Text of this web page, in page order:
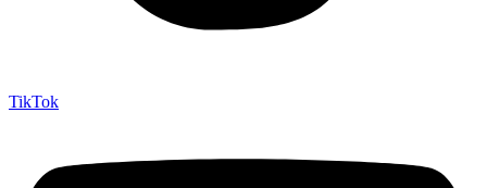
TikTok